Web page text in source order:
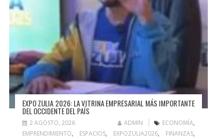
EXPO ZULIA 2026: LA VITRINA EMPRESARIAL MÁS IMPORTANTE
DEL OCCIDENTE DEL PAÍS
2 AGOSTO, 2026 ADMIN ECONOMÍA,
EMPRENDIMIENTO, ESPACIOS, EXPOZULIA2026, FINANZAS,